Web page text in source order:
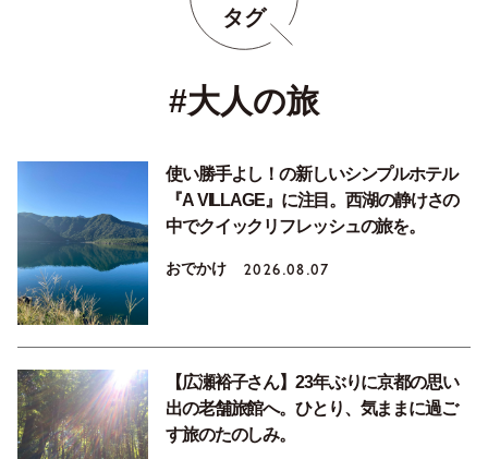
タグ
#大人の旅
使い勝手よし！の新しいシンプルホテル
『A VILLAGE』に注目。西湖の静けさの
中でクイックリフレッシュの旅を。
おでかけ 2026.08.07
【広瀬裕子さん】23年ぶりに京都の思い
出の老舗旅館へ。ひとり、気ままに過ご
す旅のたのしみ。